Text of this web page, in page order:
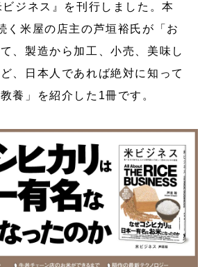
ジネス』を刊行しました。本
く米屋の店主の芦垣裕氏が「お
、製造から加工、小売、美味し
、日本人であれば絶対に知って
養」を紹介した1冊です。